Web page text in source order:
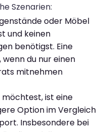
Szenarien:
oder Möbel
und keinen
benötigst. Eine
du nur einen
mitnehmen
ist eine
Option im Vergleich
Insbesondere bei